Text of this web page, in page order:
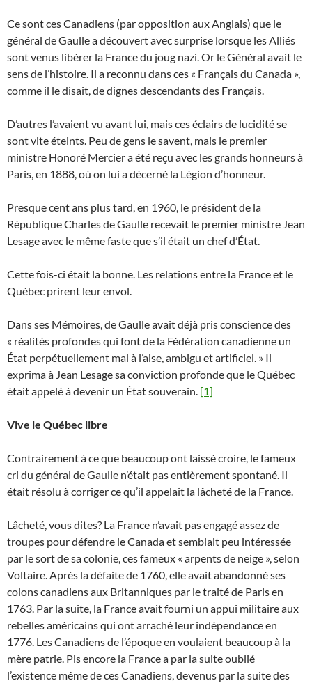
Ce sont ces Canadiens (par opposition aux Anglais) que le
général de Gaulle a découvert avec surprise lorsque les Alliés
sont venus libérer la France du joug nazi. Or le Général avait le
sens de l’histoire. Il a reconnu dans ces « Français du Canada »,
comme il le disait, de dignes descendants des Français.
D’autres l’avaient vu avant lui, mais ces éclairs de lucidité se
sont vite éteints. Peu de gens le savent, mais le premier
ministre Honoré Mercier a été reçu avec les grands honneurs à
Paris, en 1888, où on lui a décerné la Légion d’honneur.
Presque cent ans plus tard, en 1960, le président de la
République Charles de Gaulle recevait le premier ministre Jean
Lesage avec le même faste que s’il était un chef d’État.
Cette fois-ci était la bonne. Les relations entre la France et le
Québec prirent leur envol.
Dans ses Mémoires, de Gaulle avait déjà pris conscience des
« réalités profondes qui font de la Fédération canadienne un
État perpétuellement mal à l’aise, ambigu et artificiel. » Il
exprima à Jean Lesage sa conviction profonde que le Québec
était appelé à devenir un État souverain. [1]
Vive le Québec libre
Contrairement à ce que beaucoup ont laissé croire, le fameux
cri du général de Gaulle n’était pas entièrement spontané. Il
était résolu à corriger ce qu’il appelait la lâcheté de la France.
Lâcheté, vous dites? La France n’avait pas engagé assez de
troupes pour défendre le Canada et semblait peu intéressée
par le sort de sa colonie, ces fameux « arpents de neige », selon
Voltaire. Après la défaite de 1760, elle avait abandonné ses
colons canadiens aux Britanniques par le traité de Paris en
1763. Par la suite, la France avait fourni un appui militaire aux
rebelles américains qui ont arraché leur indépendance en
1776. Les Canadiens de l’époque en voulaient beaucoup à la
mère patrie. Pis encore la France a par la suite oublié
l’existence même de ces Canadiens, devenus par la suite des